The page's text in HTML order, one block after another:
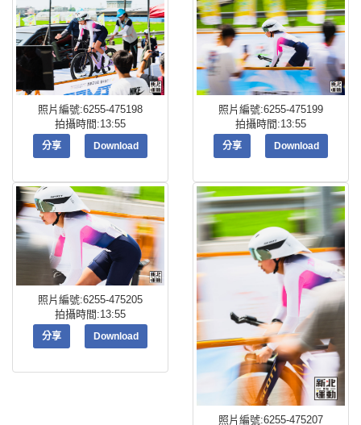
照片編號:6255-475198
拍攝時間:13:55
分享 Download
照片編號:6255-475199
拍攝時間:13:55
分享 Download
照片編號:6255-475205
拍攝時間:13:55
分享 Download
照片編號:6255-475207